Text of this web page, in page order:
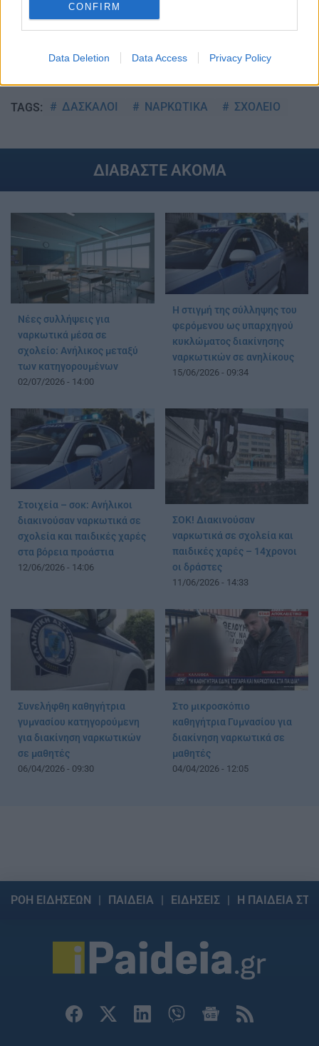
CONFIRM
Data Deletion Data Access Privacy Policy
Στην Κατηγορία: ΕΙΔΗΣΕΙΣ
TAGS: ΔΑΣΚΑΛΟΙ ΝΑΡΚΩΤΙΚΑ ΣΧΟΛΕΙΟ
ΔΙΑΒΑΣΤΕ ΑΚΟΜΑ
Νέες συλλήψεις για
ναρκωτικά μέσα σε
σχολείο: Ανήλικος μεταξύ
των κατηγορουμένων
02/07/2026 - 14:00
Η στιγμή της σύλληψης του
φερόμενου ως υπαρχηγού
κυκλώματος διακίνησης
ναρκωτικών σε ανηλίκους
15/06/2026 - 09:34
Στοιχεία – σοκ: Ανήλικοι
διακινούσαν ναρκωτικά σε
σχολεία και παιδικές χαρές
στα βόρεια προάστια
12/06/2026 - 14:06
ΣΟΚ! Διακινούσαν
ναρκωτικά σε σχολεία και
παιδικές χαρές – 14χρονοι
οι δράστες
11/06/2026 - 14:33
Συνελήφθη καθηγήτρια
γυμνασίου κατηγορούμενη
για διακίνηση ναρκωτικών
σε μαθητές
06/04/2026 - 09:30
Στο μικροσκόπιο
καθηγήτρια Γυμνασίου για
διακίνηση ναρκωτικά σε
μαθητές
04/04/2026 - 12:05
ΡΟΗ ΕΙΔΗΣΕΩΝ ΠΑΙΔΕΙΑ ΕΙΔΗΣΕΙΣ Η ΠΑΙΔΕΙΑ